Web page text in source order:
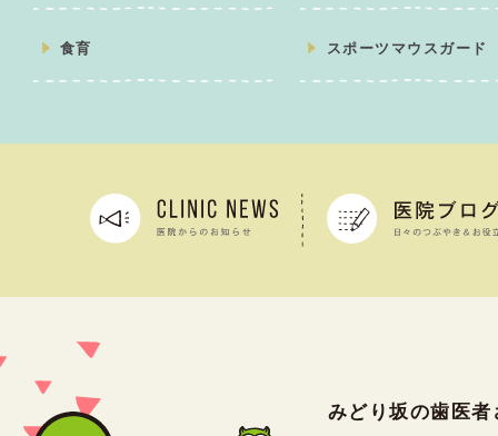
食育 スポーツマウスガード
みどり坂の歯医者